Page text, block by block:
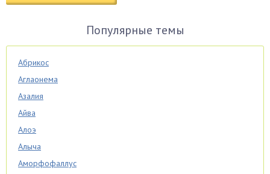
Популярные темы
Абрикос
Аглаонема
Азалия
Айва
Алоэ
Алыча
Аморфофаллус